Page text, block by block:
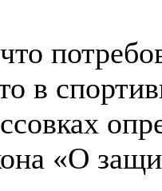
в
«О